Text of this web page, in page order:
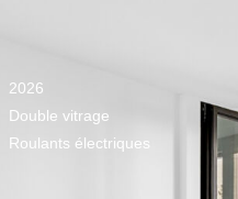
2026
Double vitrage
Roulants électriques